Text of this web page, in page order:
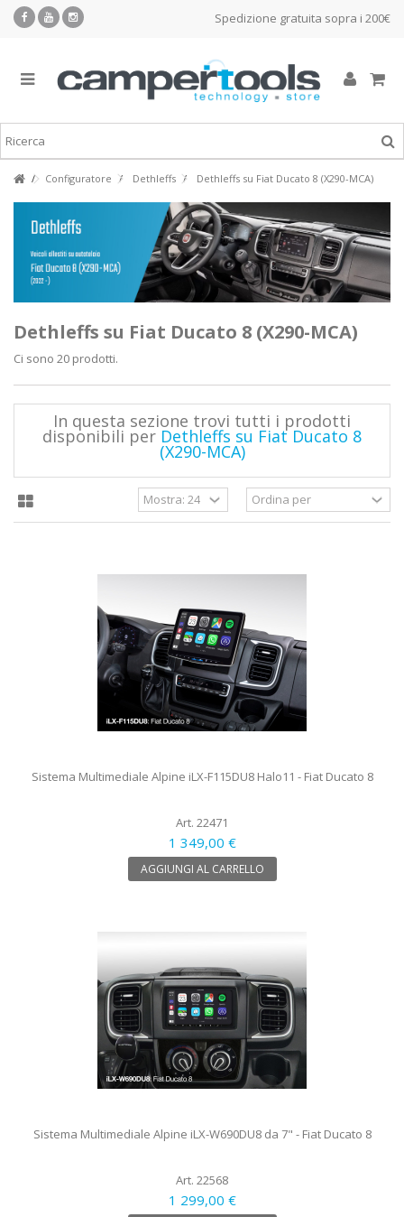
Spedizione gratuita sopra i 200€
Configuratore Dethleffs Dethleffs su Fiat Ducato 8 (X290-MCA)
Dethleffs su Fiat Ducato 8 (X290-MCA)
Ci sono 20 prodotti.
In questa sezione trovi tutti i prodotti
disponibili per Dethleffs su Fiat Ducato 8
(X290-MCA)
Sistema Multimediale Alpine iLX-F115DU8 Halo11 - Fiat Ducato 8
Art. 22471
1 349,00 €
AGGIUNGI AL CARRELLO
Sistema Multimediale Alpine iLX-W690DU8 da 7" - Fiat Ducato 8
Art. 22568
1 299,00 €